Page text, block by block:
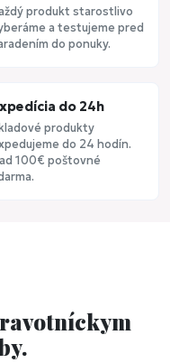
produkt starostlivo
a testujeme pred
do ponuky.
do 24h
produkty
do 24 hodín.
100€ poštovné